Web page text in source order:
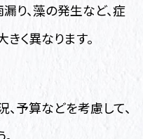
り、藻の発生など、症
く異なります。
、予算などを考慮して、